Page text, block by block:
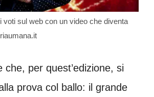
voti sul web con un video che diventa
che, per quest’edizione, si
prova col ballo: il grande